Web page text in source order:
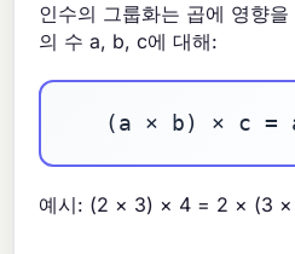
인수의 그룹화는 곱에 영향
의 수 a, b, c에 대해:
(a × b) × c =
예시: (2 × 3) × 4 = 2 × (3